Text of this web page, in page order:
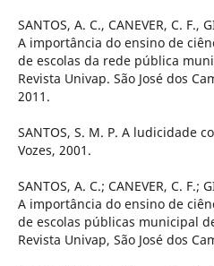
SANTOS, A. C., CANEVER, C. F.,
A importância do ensino de
de escolas da rede pública
Revista Univap. São José dos
2011.
SANTOS, S. M. P. A ludicidade
Vozes, 2001.
SANTOS, A. C.; CANEVER, C. F.;
A importância do ensino de
de escolas públicas municipal
Revista Univap, São José dos